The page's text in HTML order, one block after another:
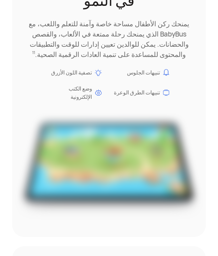
يمنحك ركن الأطفال مساحة خاصة وآمنة للتعلم واللعب، مع
BabyBus الذي يمنحك رحلة ممتعة في الألعاب، والقصص
والحضانات. يمكن للوالدين تعيين إدارات للوقت والتطبيقات
والمحتوى للمساعدة على تنمية العادات الرقمية الصحية.11
تنبيهات الجلوس تصفية اللون الأزرق
تنبيهات الطرق الوعرة
وضع الكتب
الإلكترونية